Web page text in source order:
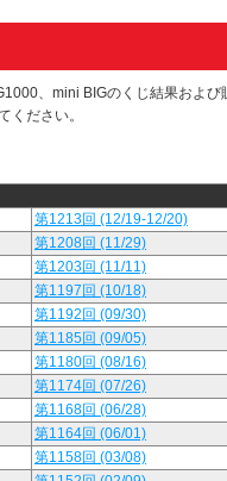
、mini BIGのくじ結果およ
ください。
第1213回 (12/19-12/20)
第1208回 (11/29)
第1203回 (11/11)
第1197回 (10/18)
第1192回 (09/30)
第1185回 (09/05)
第1180回 (08/16)
第1174回 (07/26)
第1168回 (06/28)
第1164回 (06/01)
第1158回 (03/08)